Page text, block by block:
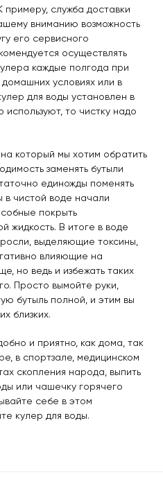
примеру, служба доставки
вниманию возможность
его сервисного
осуществлять
каждые полгода при
условиях или в
для воды установлен в
то чистку надо
который мы хотим обратить
заменять бутыли
единожды поменять
в чистой воде начали
покрыть
жидкость. В итоге в воде
выделяющие токсины,
влияющие на
но ведь и избежать таких
Просто вымойте руки,
бутыль полной, и этим вы
близких.
и приятно, как дома, так
в спортзале, медицинском
скопления народа, выпить
или чашечку горячего
себе в этом
кулер для воды.